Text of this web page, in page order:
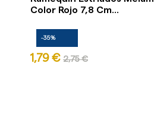
Color Rojo 7,8 Cm...
-35%
1,79 € 2,75 €